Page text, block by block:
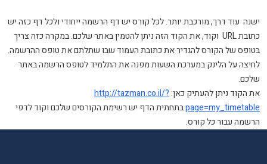
ישנה עוד דרך, מורכבת יותר. לכל קורס יש דף הרשמה ייחודי ולכל דף כזה יש
כתובת URL וקוד, את הקוד הזה ניתן להטמין באתר שלכם. במקרה כזה צריך
בטופס של הקורס להגדיר את כתובת העמוד שבו שתלתם את טופס ההרשמה.
לחיצה על הלינק במערכת השעות מפנה את התלמיד לטופס הרשמה באתר
שלכם.
את הקוד ניתן להעתיק כאן:http://tazman.co.il/?
page=my_timetableבתחתית הדף יש רשימת הקורסים שלכם וקוד לדפי
הרשמה עבור כל קורס.